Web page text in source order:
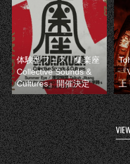
体験型フェス『集楽座
Collective Sounds &
Cultures』開催決定
『
上